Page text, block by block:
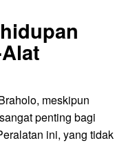
meskipun
penting bagi
ini, yang tidak